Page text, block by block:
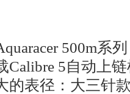
500m系
Calibre 5自动上
的表径：大三针